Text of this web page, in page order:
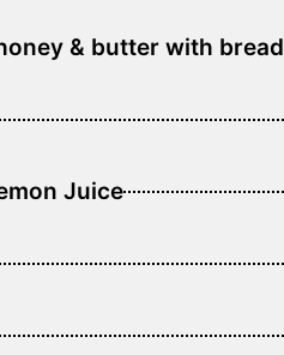
& butter with bread
Juice